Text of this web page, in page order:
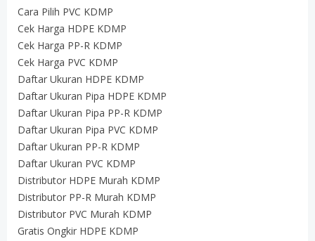
Cara Pilih PVC KDMP
Cek Harga HDPE KDMP
Cek Harga PP-R KDMP
Cek Harga PVC KDMP
Daftar Ukuran HDPE KDMP
Daftar Ukuran Pipa HDPE KDMP
Daftar Ukuran Pipa PP-R KDMP
Daftar Ukuran Pipa PVC KDMP
Daftar Ukuran PP-R KDMP
Daftar Ukuran PVC KDMP
Distributor HDPE Murah KDMP
Distributor PP-R Murah KDMP
Distributor PVC Murah KDMP
Gratis Ongkir HDPE KDMP